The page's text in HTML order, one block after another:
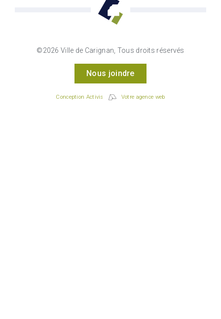
©2026 Ville de Carignan, Tous droits réservés
Nous joindre
Conception Activis Votre agence web